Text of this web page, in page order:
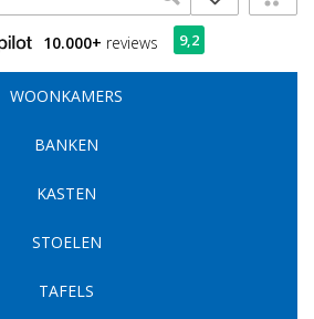
10.000+ reviews 9,2
WOONKAMERS
BANKEN
KASTEN
STOELEN
TAFELS